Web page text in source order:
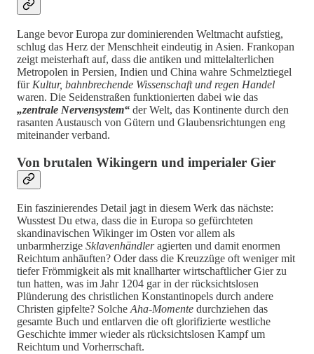
Lange bevor Europa zur dominierenden Weltmacht aufstieg,
schlug das Herz der Menschheit eindeutig in Asien. Frankopan
zeigt meisterhaft auf, dass die antiken und mittelalterlichen
Metropolen in Persien, Indien und China wahre Schmelztiegel
für Kultur, bahnbrechende Wissenschaft und regen Handel
waren. Die Seidenstraßen funktionierten dabei wie das
„zentrale Nervensystem“ der Welt, das Kontinente durch den
rasanten Austausch von Gütern und Glaubensrichtungen eng
miteinander verband.
Von brutalen Wikingern und imperialer Gier
Ein faszinierendes Detail jagt in diesem Werk das nächste:
Wusstest Du etwa, dass die in Europa so gefürchteten
skandinavischen Wikinger im Osten vor allem als
unbarmherzige Sklavenhändleragierten und damit enormen
Reichtum anhäuften? Oder dass die Kreuzzüge oft weniger mit
tiefer Frömmigkeit als mit knallharter wirtschaftlicher Gier zu
tun hatten, was im Jahr 1204 gar in der rücksichtslosen
Plünderung des christlichen Konstantinopels durch andere
Christen gipfelte? SolcheAha-Momente durchziehen das
gesamte Buch und entlarven die oft glorifizierte westliche
Geschichte immer wieder als rücksichtslosen Kampf um
Reichtum und Vorherrschaft.